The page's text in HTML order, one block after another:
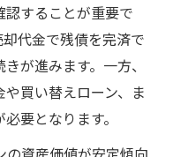
することが重要で
代金で残債を完済で
が進みます。一方、
買い替えローン、ま
要となります。